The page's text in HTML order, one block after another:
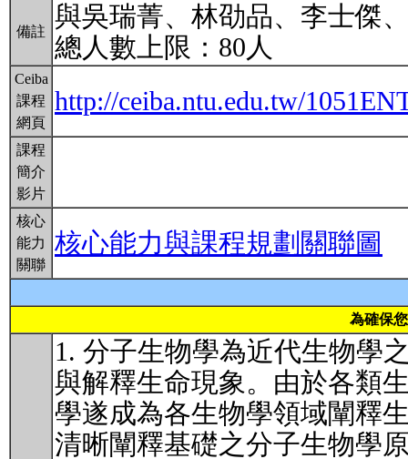
備註
與吳瑞菁、林劭品、李士傑
總人數上限：80人
Ceiba
課程
網頁
http://ceiba.ntu.edu.tw/
課程
簡介
影片
核心
能力
關聯
核心能力與課程規劃關聯圖
為確保
1. 分子生物學為近代生物學
與解釋生命現象。由於各類
學遂成為各生物學領域闡釋
清晰闡釋基礎之分子生物學